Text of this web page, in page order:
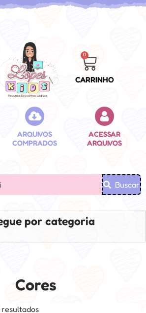
0
CARRINHO
ARQUIVOS
COMPRADOS
ACESSAR
ARQUIVOS
Buscar
por categoria
Cores
resultados